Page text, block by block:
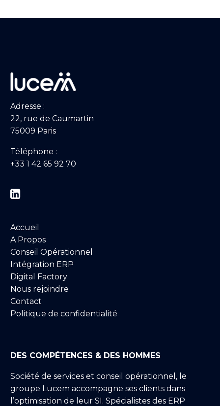
Adresse :
22, rue de Caumartin
75009 Paris
Téléphone :
+33 1 42 65 92 70


Accueil
A Propos
Conseil Opérationnel
Intégration ERP
Digital Factory
Nous rejoindre
Contact
Politique de confidentialité
DES COMPÉTENCES & DES HOMMES
Société de services et conseil opérationnel, le
groupe Lucem accompagne ses clients dans
l’optimisation de leur SI. Spécialistes des ERP